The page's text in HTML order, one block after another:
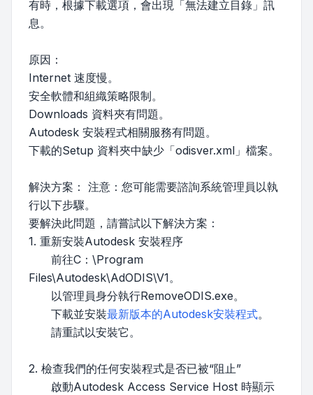
有時，根據下載選項，會出現「無法建立目錄」訊
息。
原因：
Internet 速度慢。
安全軟體和組織策略限制。
Downloads 資料夾有問題。
Autodesk 安裝程式相關服務有問題。
下載的Setup 資料夾中缺少「odisver.xml」檔案。
解決方案： 注意：您可能需要諮詢系統管理員以執
行以下步驟。
要解決此問題，請嘗試以下解決方案：
1. 重新安裝Autodesk 安裝程序
前往C：\Program
Files\Autodesk\AdODIS\V1。
以管理員身分執行RemoveODIS.exe。
下載並安裝最新版本的Autodesk安裝程式。
請重試以安裝它。
2. 檢查我們的任何安裝程式是否已被“阻止”
啟動Autodesk Access Service Host 時顯示